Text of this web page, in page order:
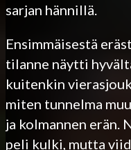
sarjan hännillä.
Ensimmäisestä
tilanne näytti
kuitenkin
miten tunnelma
ja kolmannen erän.
peli kulki, mutta